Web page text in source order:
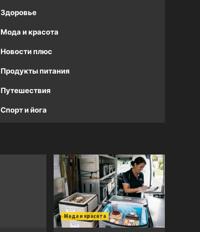
Здоровье
Мода и красота
Новости плюс
Продукты питания
Путешествия
Спорт и йога
Мода и красота